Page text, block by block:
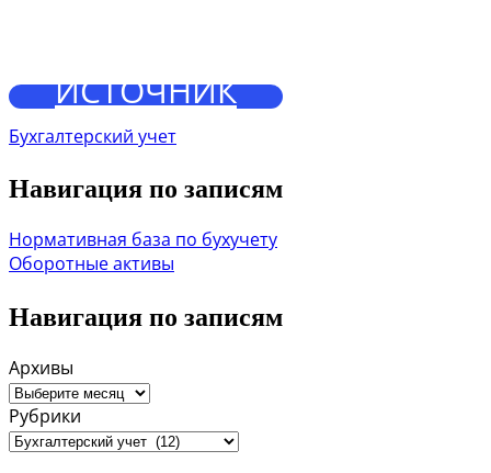
ИСТОЧНИК
Бухгалтерский учет
Навигация по записям
Нормативная база по бухучету
Оборотные активы
Навигация по записям
Архивы
Рубрики